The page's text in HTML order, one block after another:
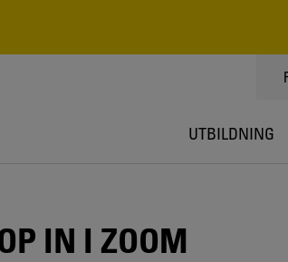
UTBILDNING
IN I ZOOM